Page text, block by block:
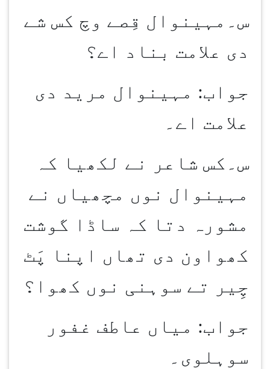
س۔مہینوال قِصے وچ کس شے
دی علامت بناد اے؟
جواب: مہینوال مرید دی
علامت اے۔
س۔کس شاعر نے لکھیا کہ
مہینوال نوں مچھیاں نے
مشورہ دتا کہ ساڈا گوشت
کھواون دی تھاں اپنا پَٹ
چِیر تے سوہنی نوں کھوا؟
جواب: میاں عاطف غفور
سوہلوی۔